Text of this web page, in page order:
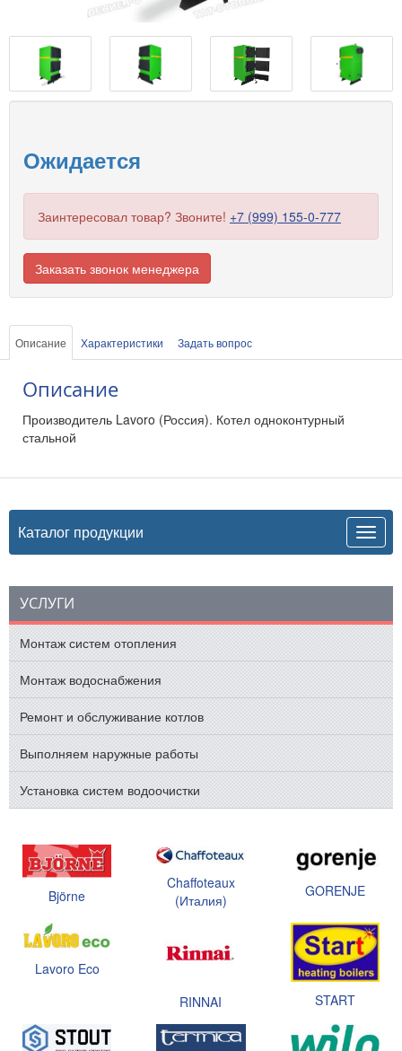
Ожидается
Заинтересовал товар? Звоните! +7 (999) 155-0-777
Заказать звонок менеджера
Описание Характеристики Задать вопрос
Описание
Производитель Lavoro (Россия). Котел одноконтурный
стальной
Каталог продукции
УСЛУГИ
Монтаж систем отопления
Монтаж водоснабжения
Ремонт и обслуживание котлов
Выполняем наружные работы
Установка систем водоочистки
Björne
Chaffoteaux
(Италия)
GORENJE
Lavoro Eco
RINNAI
START